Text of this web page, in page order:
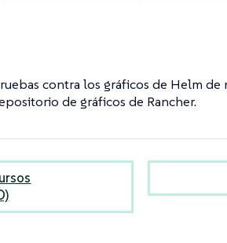
contra los gráficos de Helm de
de gráficos de Rancher.